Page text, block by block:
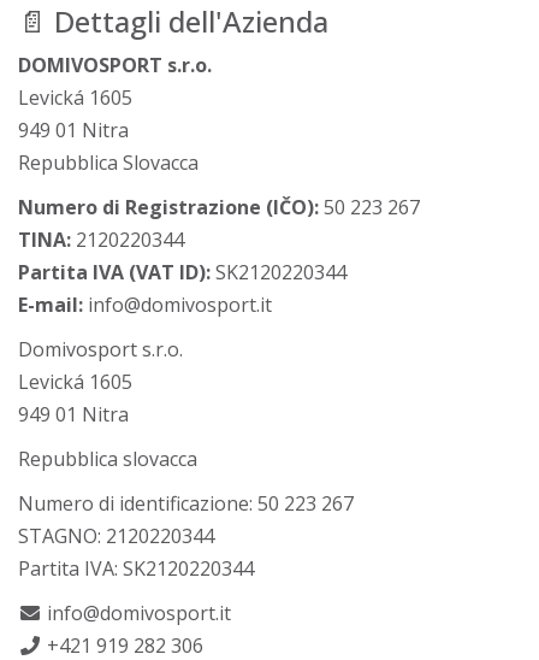
📄 Dettagli dell'Azienda
DOMIVOSPORT s.r.o.
Levická 1605
949 01 Nitra
Repubblica Slovacca
Numero di Registrazione (IČO):50 223 267
TINA: 2120220344
Partita IVA (VAT ID):SK2120220344
E-mail: info@domivosport.it
Domivosport s.r.o.
Levická 1605
949 01 Nitra
Repubblica slovacca
Numero di identificazione: 50 223 267
STAGNO: 2120220344
Partita IVA: SK2120220344
info@domivosport.it
+421 919 282 306